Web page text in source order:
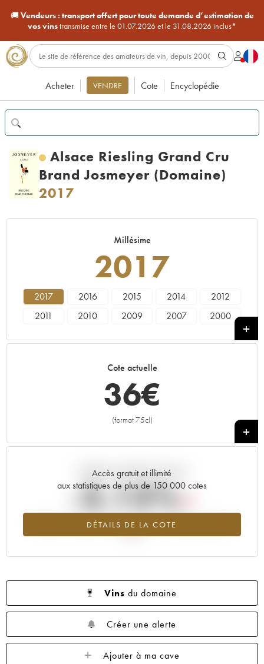
🚚Vendeurs : transport offert pour toute demande d’estimation de
vos vinstransmise entre le 01.07.2026 et le 31.08.2026 inclus*
Acheter VENDRE Cote Encyclopédie
Alsace Riesling Grand Cru
Brand Josmeyer (Domaine)
2017
Millésime
2017
2017 2016 2015 2014
2012
2011
2010 2009 2007
2000
Cote actuelle
36€
(format 75cl)
+
Accès gratuit et illimité
aux statistiques de plus de 150 000 cotes
DÉTAILS DE LA COTE
Tendance actuelle de la cote
-3.13%
Tendance à la baisse du millésime 2017 en 2026 par rapport à
Vins du domaine
Créer une alerte
Ajouter à ma cave